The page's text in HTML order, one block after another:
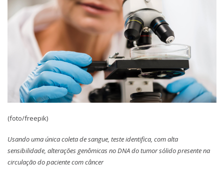
(foto/freepik)
Usando uma única coleta de sangue, teste identifica, com alta
sensibilidade, alterações genômicas no DNA do tumor sólido presente na
circulação do paciente com câncer